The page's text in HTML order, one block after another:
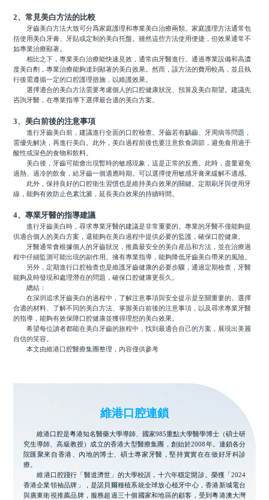
2、常見美白方法的比較
牙齒美白方法大致可分爲家庭護理和專業美白治療兩類。家庭護理方法通常包
括使用美白牙膏、牙貼或定制的美白托盤。雖然這些方法使用便捷，但效果通常不
如專業治療顯著。
相比之下，專業美白治療能快速見效，通常由牙醫進行。通過專業設備和高濃
度美白劑，專業治療能夠達到顯著的美白效果。然而，該方法的費用較高，並且執
行後需遵循一定的口腔護理措施，以維護效果。
選擇適合的美白方法需要考慮個人的口腔健康狀況、預算及美白期望。建議先
咨詢牙醫，在專業指導下選擇最合適的美白方案。
3、美白前後的注意事項
進行牙齒美白前，建議進行全面的口腔檢查。牙齒若有齲齒、牙周病等問題，
需優先解決，再進行美白。此外，美白過程前後也要注意飲食調節，避免食用過于
酸性或深色的食物和飲料。
美白後，牙齒可能會出現暫時的敏感現象，這是正常的反應。此時，盡量避免
過熱、過冷的飲食，給牙齒一個適應時期。可以選擇使用敏感牙膏來緩解不適感。
此外，保持良好的口腔衛生習慣也是維持美白效果的關鍵。定期刷牙與使用牙
線，能夠有效防止色素沈澱，延長美白效果的持續時間。
4、專業牙醫的指導建議
進行牙齒美白時，尋求專業牙醫的建議是非常重要的。專業的牙醫不僅能夠提
供適合個人的美白方案，還能夠在美白過程中提供必要的監護，確保口腔健康。
牙醫通常會根據個人的牙齒狀況，推薦最安全的美白産品和方法，並在治療過
程中仔細監測可能出現的副作用。擁有專業指導，能夠降低牙齒美白帶來的風險。
另外，定期進行口腔檢查也是維護牙齒健康的必要步驟，通過定期檢查，牙醫
能夠及時發現和處理潛在的問題，確保口腔健康更長久。
總結：
在深圳追求牙齒美白的過程中，了解注意事項與安全提示是至關重要的。選擇
合適的材料、了解不同的美白方法、掌握美白前後的注意事項，以及尋求專業牙醫
的指導，能夠有效保障口腔健康並獲得理想的美白效果。
希望每位讀者都能在美白牙齒的旅程中，找到最適合自己的方案，展現出美麗
自信的笑容。
本文由維港口腔醫療集團整理，內容僅供參考
維港口腔連鎖
維港口腔是粵港知名醫藥大學導師、國家985重點大學醫學博士（碩士研
究生導師、高級教授）成立的香港大型醫療集團，創始於2008年。連鎖各分
院匯聚來自香港、內地的博士、碩士專家牙醫，堅持實實在在做好牙科診
療。
維港口腔踐行「醫道濟世」的大學校訓，十六年穩定開診。榮獲「2024
香港企業領袖品牌」，是諾貝爾種植系統全球放心植牙中心，香港新城電台
與廣東衛視推薦品牌，服務超過三十個國家和地區的顧客，受到粵港澳大灣